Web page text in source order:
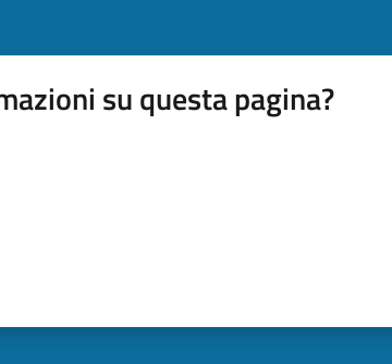
su questa pagina?